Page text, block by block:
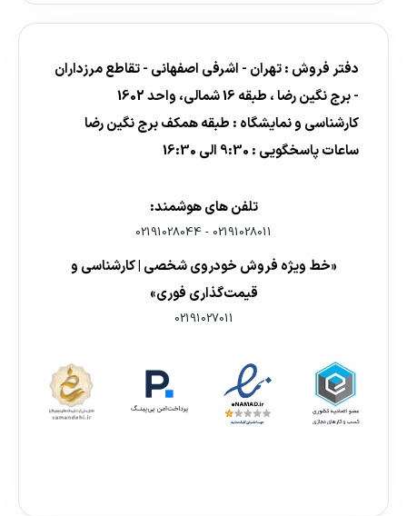
دفتر فروش : تهران - اشرفی اصفهانی - تقاطع مرزداران
- برج نگین رضا ، طبقه 16 شمالی، واحد 1602
کارشناسی و نمایشگاه : طبقه همکف برج نگین رضا
ساعات پاسخگویی : 9:30 الی 16:30
تلفن های هوشمند:
02191028011
-
02191028044
«خط ویژه فروش خودروی شخصی | کارشناسی و
قیمت‌گذاری فوری»
02191027011